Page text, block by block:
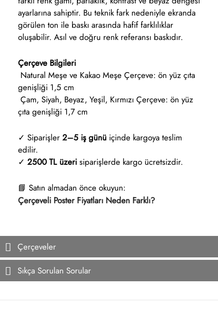
ayarlarına sahiptir. Bu teknik fark nedeniyle ekranda
görülen ton ile baskı arasında hafif farklılıklar
oluşabilir. Asıl ve doğru renk referansı baskıdır.
Çerçeve Bilgileri
Natural Meşe ve Kakao Meşe Çerçeve: ön yüz çıta
genişliği 1,5 cm
Çam, Siyah, Beyaz, Yeşil, Kırmızı Çerçeve: ön yüz
çıta genişliği 1,7 cm
✓ Siparişler 2–5 iş günü içinde kargoya teslim
edilir.
✓ 2500 TL üzeri siparişlerde kargo ücretsizdir.
📘 Satın almadan önce okuyun:
Çerçeveli Poster Fiyatları Neden Farklı?
Çerçeveler
Sıkça Sorulan Sorular